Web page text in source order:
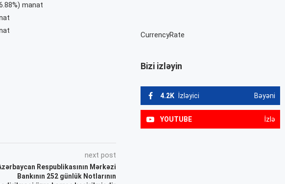
manat
next post
Respublikasının Mərkəzi
Bankının 252 günlük Notlarının
CurrencyRate
Bizi izləyin
4.2K İzləyici Bəyəni
YOUTUBE İzlə